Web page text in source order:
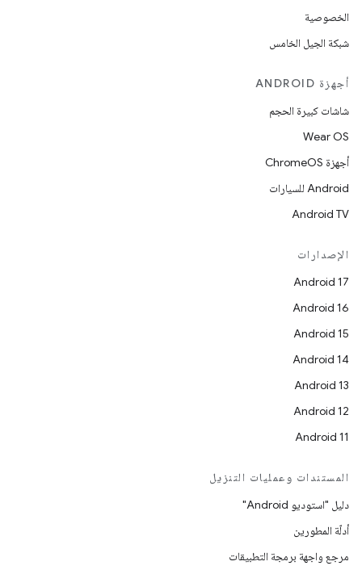
الخصوصية
شبكة الجيل الخامس
أجهزة ANDROID
شاشات كبيرة الحجم
Wear OS
أجهزة ChromeOS
Android للسيارات
Android TV
الإصدارات
Android 17
Android 16
Android 15
Android 14
Android 13
Android 12
Android 11
المستندات وعمليات التنزيل
دليل "استوديو Android"
أدلّة المطورين
مرجع واجهة برمجة التطبيقات